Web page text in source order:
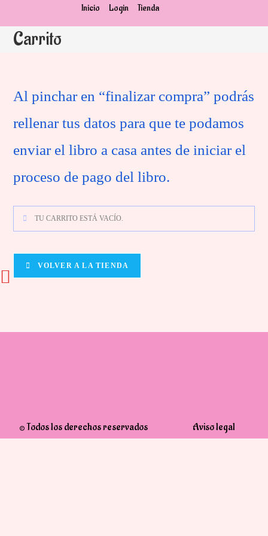
contenido
Inicio Login Tienda
Carrito
Al pinchar en “finalizar compra” podrás
rellenar tus datos para que te podamos
enviar el libro a casa antes de iniciar el
proceso de pago del libro.
TU CARRITO ESTÁ VACÍO.
VOLVER A LA TIENDA
© Todos los derechos reservados Aviso legal